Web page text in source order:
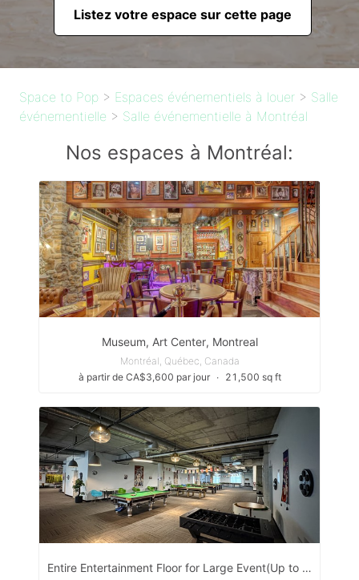
Listez votre espace sur cette page
Space to Pop > Espaces événementiels à louer > Salle
événementielle > Salle événementielle à Montréal
Nos espaces à Montréal:
Museum, Art Center, Montreal
Montréal, Québec, Canada
à partir de CA$3,600 par jour
∙ 21,500 sq ft
Entire Entertainment Floor for Large Event(Up to 500 Guests)